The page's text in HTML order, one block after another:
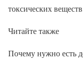
токсических
Читайте также
Почему нужно есть